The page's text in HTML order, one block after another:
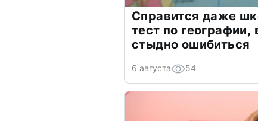
Справится даже
тест по географии,
стыдно ошибиться
6 августа 54